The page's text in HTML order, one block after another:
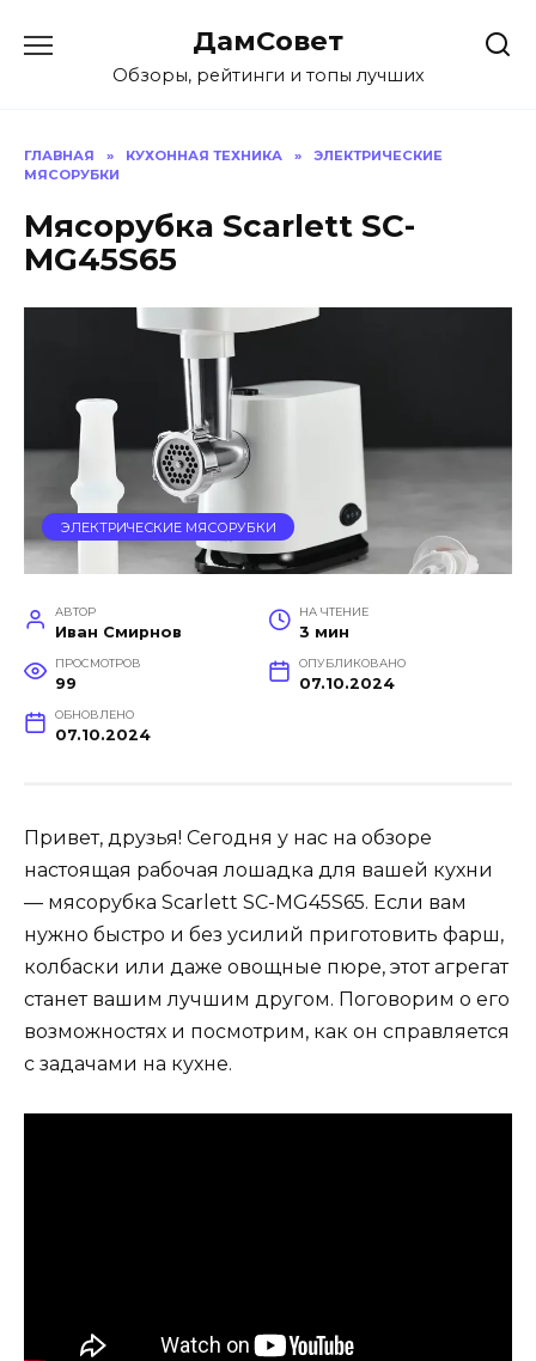
содержанию
ДамСовет
Обзоры, рейтинги и топы лучших
ГЛАВНАЯ » КУХОННАЯ ТЕХНИКА »
ЭЛЕКТРИЧЕСКИЕ
МЯСОРУБКИ
Мясорубка Scarlett SC-
MG45S65
ЭЛЕКТРИЧЕСКИЕ МЯСОРУБКИ
АВТОР
Иван Смирнов
НА ЧТЕНИЕ
3 мин
ПРОСМОТРОВ
99
ОПУБЛИКОВАНО
07.10.2024
ОБНОВЛЕНО
07.10.2024
Привет, друзья! Сегодня у нас на обзоре
настоящая рабочая лошадка для вашей кухни
— мясорубка Scarlett SC-MG45S65. Если вам
нужно быстро и без усилий приготовить фарш,
колбаски или даже овощные пюре, этот агрегат
станет вашим лучшим другом. Поговорим о его
возможностях и посмотрим, как он справляется
с задачами на кухне.